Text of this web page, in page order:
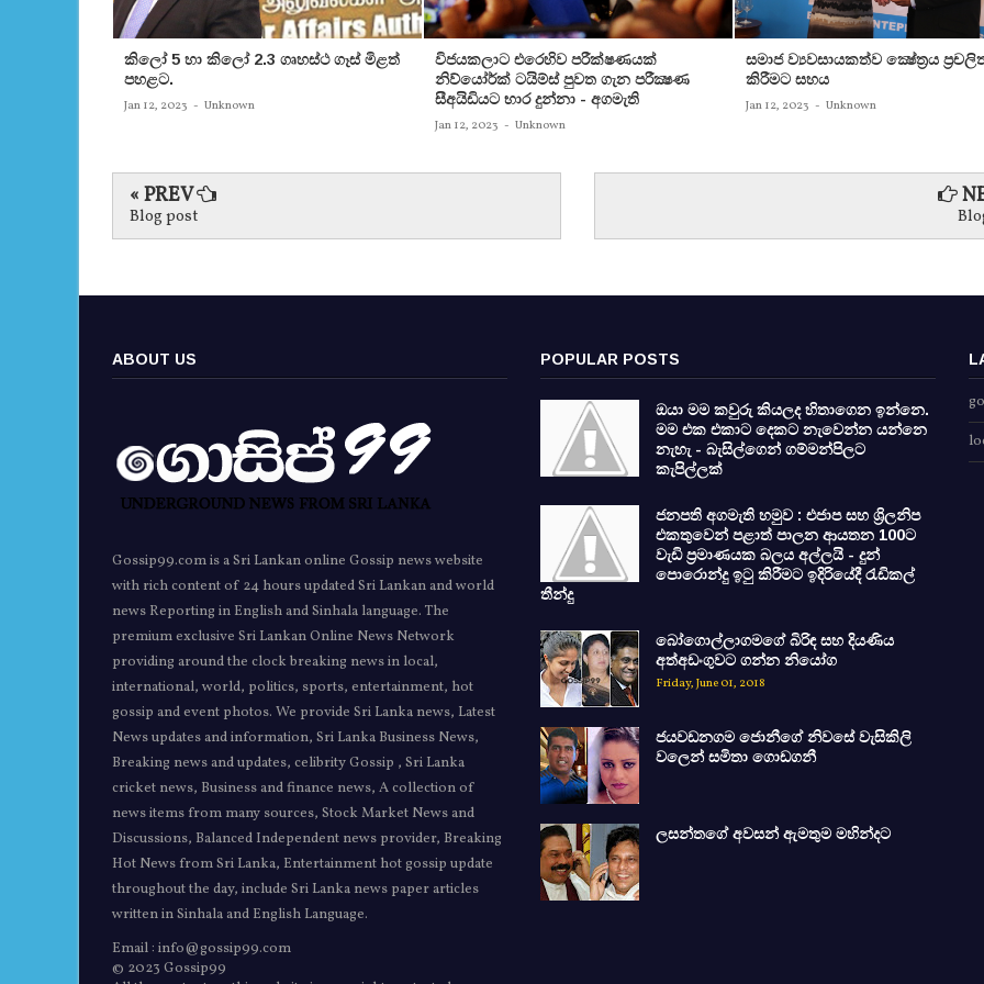
කිලෝ 5 හා කිලෝ 2.3 ගෘහස්ථ ගෑස් මිළත්
පහළට.
Jan 12, 2023 - Unknown
විජයකලාට එරෙහිව පරීක්‌ෂණයක්‌
නිව්යෝර්ක්‌ ටයිම්ස්‌ පුවත ගැන පරීක්‍ෂණ
සීඅයිඩියට භාර දුන්නා - අගමැති
Jan 12, 2023 - Unknown
සමාජ ව්‍යවසායකත්ව ක්‍ෂේත්‍රය
කිරීමට සහය
Jan 12, 2023 - Unknown
« PREV
Blog post
ABOUT US
Gossip99.com is a Sri Lankan online Gossip news website
with rich content of 24 hours updated Sri Lankan and world
news Reporting in English and Sinhala language. The
premium exclusive Sri Lankan Online News Network
providing around the clock breaking news in local,
international, world, politics, sports, entertainment, hot
gossip and event photos. We provide Sri Lanka news, Latest
News updates and information, Sri Lanka Business News,
Breaking news and updates, celibrity Gossip , Sri Lanka
cricket news, Business and finance news, A collection of
news items from many sources, Stock Market News and
Discussions, Balanced Independent news provider, Breaking
Hot News from Sri Lanka, Entertainment hot gossip update
throughout the day, include Sri Lanka news paper articles
written in Sinhala and English Language.
Email : info@gossip99.com
© 2023 Gossip99
POPULAR POSTS
ඔයා මම කවුරු කියලද හිතාගෙන ඉන්නෙ.
මම එක එකාට දෙකට නැවෙන්න යන්නෙ
නැහැ - බැසිල්ගෙන් ගම්මන්පිලට
කැපිල්ලක්
ජනපති අගමැති හමුව : එජාප සහ ශ්‍රිලනිප
එකතුවෙන් පළාත් පාලන ආයතන 100ට
වැඩි ප්‍රමාණයක බලය අල්ලයි - දුන්
පොරොන්දු ඉටු කිරීමට ඉදිරියේදී රැඩිකල්
තීන්දු
බෝගොල්ලාගමගේ බිරිඳ සහ දියණිය
අත්අඩංගුවට ගන්න නියෝග
Friday, June 01, 2018
ජයවඩනගම ජොනීගේ නිවසේ වැසිකිලි
වලෙන් සමිතා ගොඩගනී
ලසන්තගේ අවසන් ඇමතුම මහින්දට